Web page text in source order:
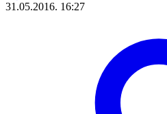
31.05.2016. 16:27